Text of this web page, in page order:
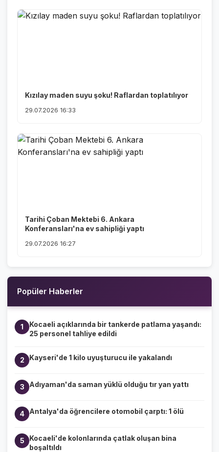
Kızılay maden suyu şoku! Raflardan toplatılıyor
29.07.2026 16:33
Tarihi Çoban Mektebi 6. Ankara
Konferansları'na ev sahipliği yaptı
29.07.2026 16:27
Popüler Haberler
1
Kocaeli açıklarında bir tankerde patlama yaşandı:
25 personel tahliye edildi
2 Kayseri'de 1 kilo uyuşturucu ile yakalandı
3 Adıyaman'da saman yüklü olduğu tır yan yattı
4 Antalya'da öğrencilere otomobil çarptı: 1 ölü
5
Kocaeli'de kolonlarında çatlak oluşan bina
boşaltıldı